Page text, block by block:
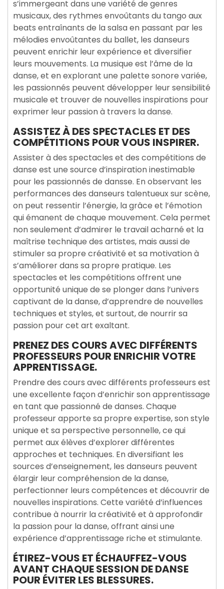
s’immergeant dans une variété de genres
musicaux, des rythmes envoûtants du tango aux
beats entraînants de la salsa en passant par les
mélodies envoûtantes du ballet, les danseurs
peuvent enrichir leur expérience et diversifier
leurs mouvements. La musique est l’âme de la
danse, et en explorant une palette sonore variée,
les passionnés peuvent développer leur sensibilité
musicale et trouver de nouvelles inspirations pour
exprimer leur passion à travers la danse.
ASSISTEZ À DES SPECTACLES ET DES
COMPÉTITIONS POUR VOUS INSPIRER.
Assister à des spectacles et des compétitions de
danse est une source d’inspiration inestimable
pour les passionnés de dansse. En observant les
performances des danseurs talentueux sur scène,
on peut ressentir l’énergie, la grâce et l’émotion
qui émanent de chaque mouvement. Cela permet
non seulement d’admirer le travail acharné et la
maîtrise technique des artistes, mais aussi de
stimuler sa propre créativité et sa motivation à
s’améliorer dans sa propre pratique. Les
spectacles et les compétitions offrent une
opportunité unique de se plonger dans l’univers
captivant de la danse, d’apprendre de nouvelles
techniques et styles, et surtout, de nourrir sa
passion pour cet art exaltant.
PRENEZ DES COURS AVEC DIFFÉRENTS
PROFESSEURS POUR ENRICHIR VOTRE
APPRENTISSAGE.
Prendre des cours avec différents professeurs est
une excellente façon d’enrichir son apprentissage
en tant que passionné de danses. Chaque
professeur apporte sa propre expertise, son style
unique et sa perspective personnelle, ce qui
permet aux élèves d’explorer différentes
approches et techniques. En diversifiant les
sources d’enseignement, les danseurs peuvent
élargir leur compréhension de la danse,
perfectionner leurs compétences et découvrir de
nouvelles inspirations. Cette variété d’influences
contribue à nourrir la créativité et à approfondir
la passion pour la danse, offrant ainsi une
expérience d’apprentissage riche et stimulante.
ÉTIREZ-VOUS ET ÉCHAUFFEZ-VOUS
AVANT CHAQUE SESSION DE DANSE
POUR ÉVITER LES BLESSURES.